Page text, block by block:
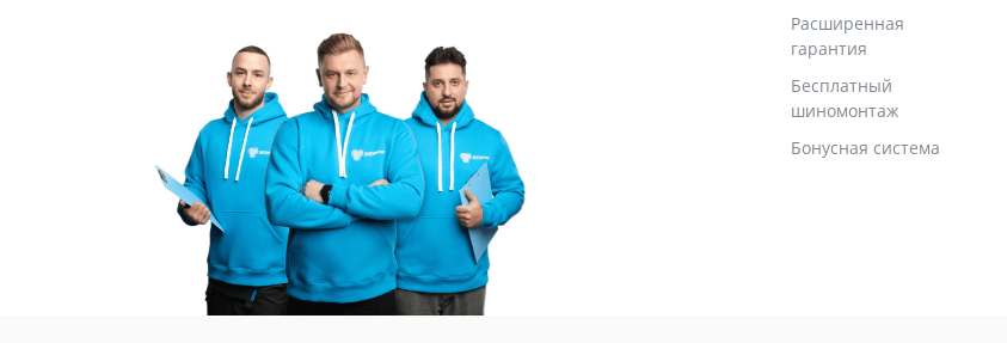
Расширенная
гарантия
Бесплатный
шиномонтаж
Бонусная система